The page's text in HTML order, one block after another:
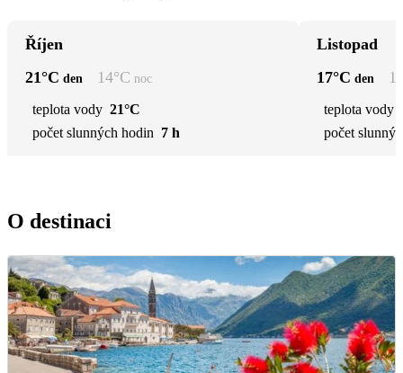
Říjen
21°C den 14°C noc
teplota vody 21°C
počet slunných hodin 7 h
Listopad
17°C den
teplota vody
počet
O destinaci